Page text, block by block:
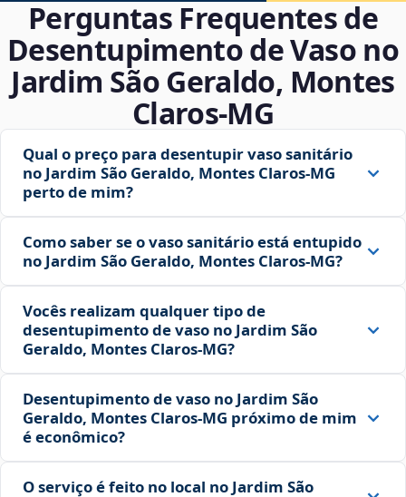
Perguntas Frequentes de
Desentupimento de Vaso no
Jardim São Geraldo, Montes
Claros‑MG
Qual o preço para desentupir vaso sanitário
no Jardim São Geraldo, Montes Claros‑MG
perto de mim?
Como saber se o vaso sanitário está entupido
no Jardim São Geraldo, Montes Claros‑MG?
Vocês realizam qualquer tipo de
desentupimento de vaso no Jardim São
Geraldo, Montes Claros‑MG?
Desentupimento de vaso no Jardim São
Geraldo, Montes Claros‑MG próximo de mim
é econômico?
O serviço é feito no local no Jardim São